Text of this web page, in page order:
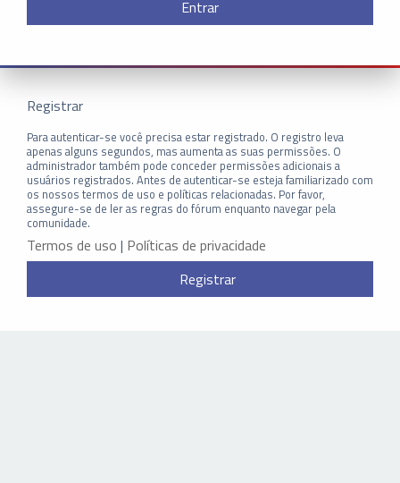
Registrar
Para autenticar-se você precisa estar registrado. O registro leva
apenas alguns segundos, mas aumenta as suas permissões. O
administrador também pode conceder permissões adicionais a
usuários registrados. Antes de autenticar-se esteja familiarizado com
os nossos termos de uso e políticas relacionadas. Por favor,
assegure-se de ler as regras do fórum enquanto navegar pela
comunidade.
Termos de uso | Políticas de privacidade
Registrar